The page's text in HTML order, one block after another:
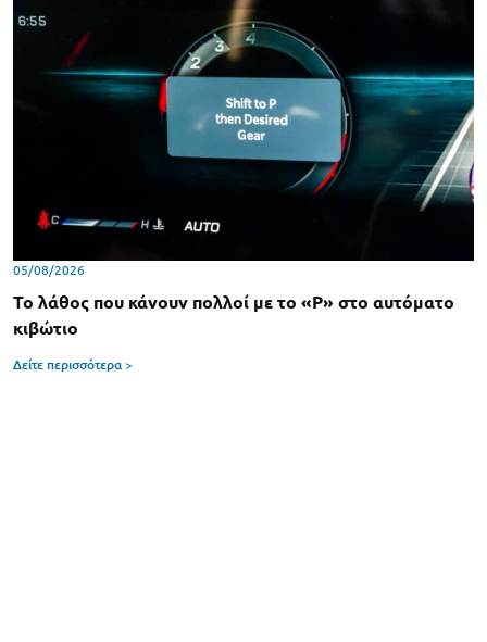
05/08/2026
Το λάθος που κάνουν πολλοί με το «P» στο αυτόματο
κιβώτιο
Δείτε περισσότερα >